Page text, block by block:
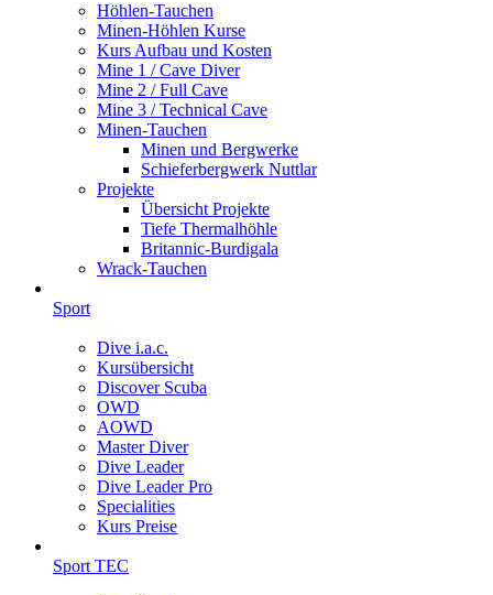
Höhlen-Tauchen
Minen-Höhlen Kurse
Kurs Aufbau und Kosten
Mine 1 / Cave Diver
Mine 2 / Full Cave
Mine 3 / Technical Cave
Minen-Tauchen
Minen und Bergwerke
Schieferbergwerk Nuttlar
Projekte
Übersicht Projekte
Tiefe Thermalhöhle
Britannic-Burdigala
Wrack-Tauchen
Sport
Dive i.a.c.
Kursübersicht
Discover Scuba
OWD
AOWD
Master Diver
Dive Leader
Dive Leader Pro
Specialities
Kurs Preise
Sport TEC